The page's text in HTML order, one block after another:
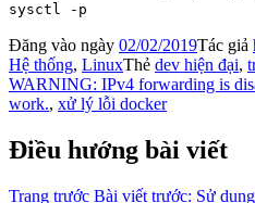
sysctl -p
Đăng vào ngày 02/02/2019Tác giả
Hệ thống, LinuxThẻ dev hiện đại,
WARNING: IPv4 forwarding is
work., xử lý lỗi docker
Điều hướng bài viết
Trang trước Bài viết trước: Sử